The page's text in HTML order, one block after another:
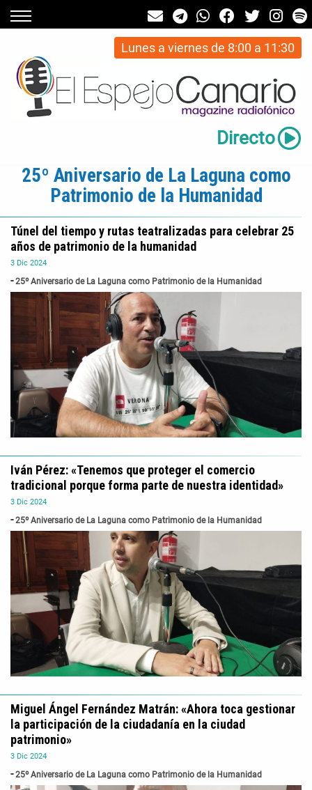
Lunes a viernes de 8:00 a 11:30
Directo
25º Aniversario de La Laguna como
Patrimonio de la Humanidad
3 Dic 2024
25º Aniversario de La Laguna como Patrimonio de la Humanidad
Túnel del tiempo y rutas teatralizadas para celebrar 25
años de patrimonio de la humanidad
3 Dic 2024
25º Aniversario de La Laguna como Patrimonio de la Humanidad
Iván Pérez: «Tenemos que proteger el comercio
tradicional porque forma parte de nuestra identidad»
3 Dic 2024
25º Aniversario de La Laguna como Patrimonio de la Humanidad
Miguel Ángel Fernández Matrán: «Ahora toca gestionar
la participación de la ciudadanía en la ciudad
patrimonio»